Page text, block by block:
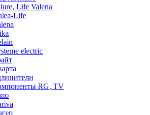
Life Valena
Life
electric
RG, TV